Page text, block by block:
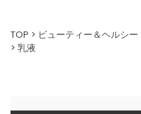
TOP ビューティー＆ヘルシー
乳液